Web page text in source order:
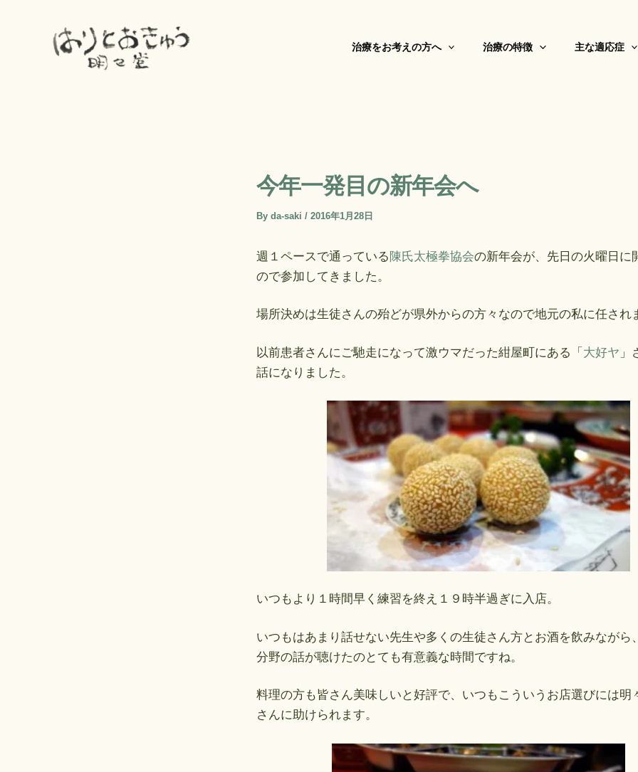
治療をお考えの方へ 治療の特徴 主な適応症
今年一発目の新年会へ
By da-saki / 2016年1月28日
週１ペースで通っている 陳氏太極拳協会の新年会が、先日の火曜日に
ので参加してきました。
場所決めは生徒さんの殆どが県外からの方々なので地元の私に任され
以前患者さんにご馳走になって激ウマだった紺屋町にある「 大好ヤ 」
話になりました。
いつもより１時間早く練習を終え１９時半過ぎに入店。
いつもはあまり話せない先生や多くの生徒さん方とお酒を飲みながら
分野の話が聴けたのとても有意義な時間ですね。
料理の方も皆さん美味しいと好評で、いつもこういうお店選びには明
さんに助けられます。